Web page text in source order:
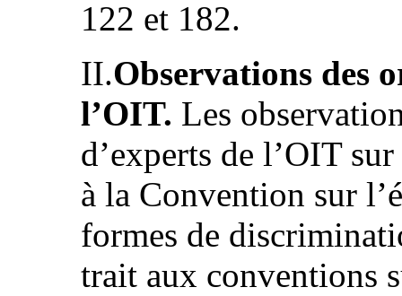
122 et 182.
II.Observations des
l’OIT. Les
d’experts de l’OIT
à la Convention sur
formes de
trait aux conventions